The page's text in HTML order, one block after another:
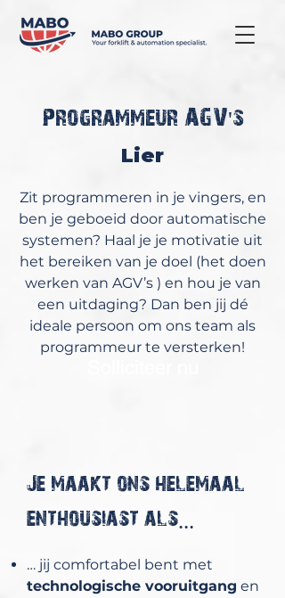
Programmeur AGV's
Lier
Zit programmeren in je vingers, en
ben je geboeid door automatische
systemen? Haal je je motivatie uit
het bereiken van je doel (het doen
werken van AGV’s ) en hou je van
een uitdaging? Dan ben jij dé
ideale persoon om ons team als
programmeur te versterken!
Je maakt ons helemaal
enthousiast als...
… jij comfortabel bent met
technologische vooruitgang en